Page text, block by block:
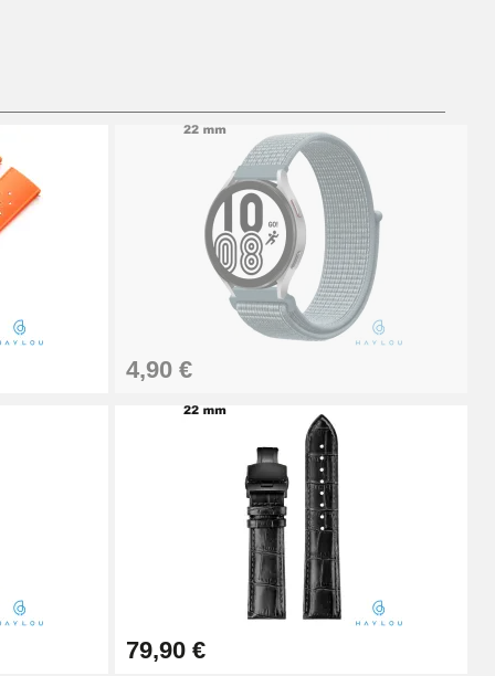
Ajouter au panier
Ajouter au panier
Ajouter au panier
Ajouter au panier
Ajouter au panier
4,90 €
79,90 €